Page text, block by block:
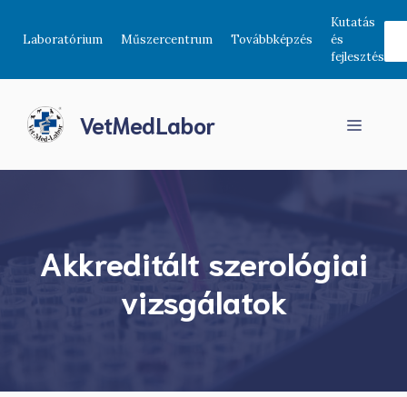
Laboratórium Műszercentrum Továbbképzés
Kutatás
és
fejlesztés
VetMedLabor Menü
Akkreditált szerológiai
vizsgálatok